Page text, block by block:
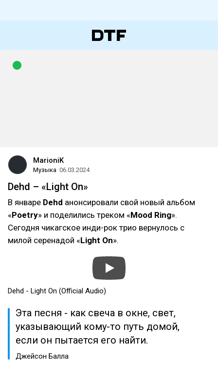
MarioniK
Музыка 06.03.2024
Dehd – «Light On»
В январе Dehd анонсировали свой новый альбом
«Poetry» и поделились треком «Mood Ring».
Сегодня чикагское инди-рок трио вернулось с
милой серенадой «Light On».
Dehd - Light On (Official Audio)
Эта песня - как свеча в окне, свет,
указывающий кому-то путь домой,
если он пытается его найти.
Джейсон Балла